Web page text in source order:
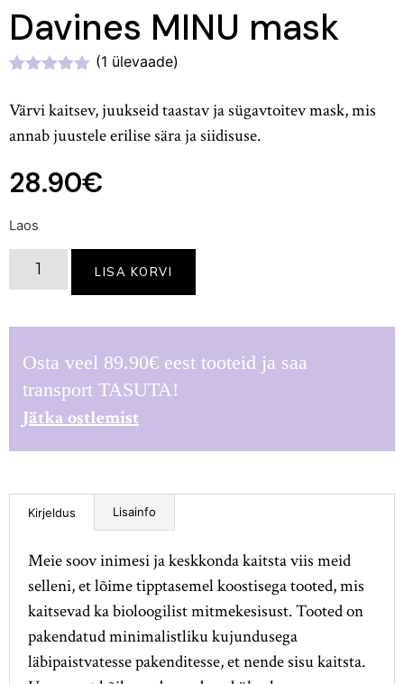
Davines MINU mask
5.00
/5
kliendi
hinnangu
(1 ülevaade)
Värvi kaitsev, juukseid taastav ja sügavtoitev mask, mis
annab juustele erilise sära ja siidisuse.
28.90€
Laos
LISA KORVI
Osta veel 89.90€ eest tooteid ja saa
transport TASUTA!
Jätka ostlemist
Kirjeldus Lisainfo
Meie soov inimesi ja keskkonda kaitsta viis meid
selleni, et lõime tipptasemel koostisega tooted, mis
kaitsevad ka bioloogilist mitmekesisust. Tooted on
pakendatud minimalistliku kujundusega
läbipaistvatesse pakenditesse, et nende sisu kaitsta.